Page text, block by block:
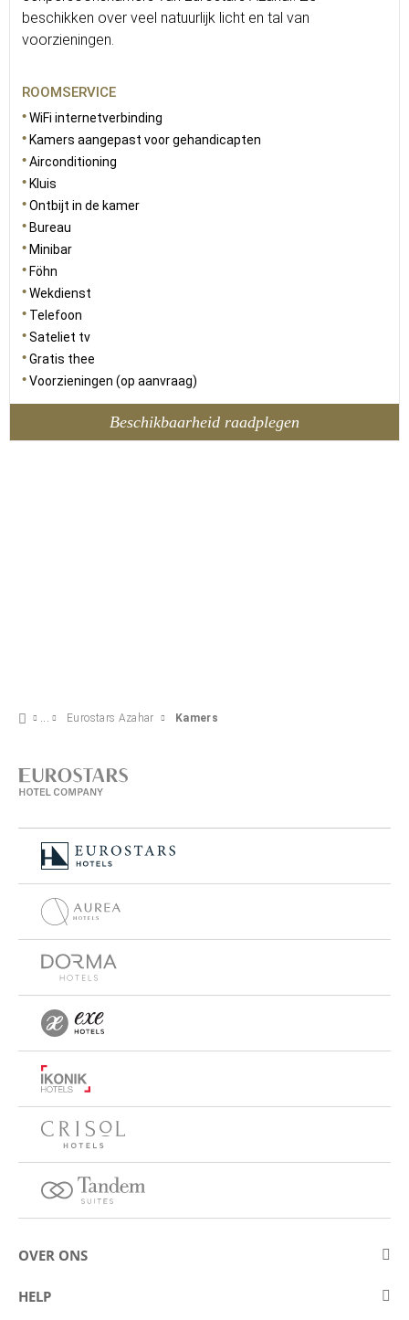
beschikken over veel natuurlijk licht en tal van
voorzieningen.
ROOMSERVICE
WiFi internetverbinding
Kamers aangepast voor gehandicapten
Airconditioning
Kluis
Ontbijt in de kamer
Bureau
Minibar
Föhn
Wekdienst
Telefoon
Sateliet tv
Gratis thee
Voorzieningen (op aanvraag)
Beschikbaarheid raadplegen
Eurostars Azahar Kamers
OVER ONS
Over Eurostars Hotel Company
HELP